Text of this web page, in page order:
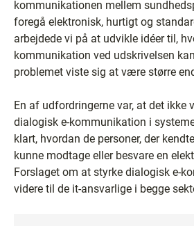
kommunikationen mellem
foregå elektronisk, hurtigt og
arbejdede vi på at udvikle idéer til,
kommunikation ved udskrivelsen
problemet viste sig at være større
En af udfordringerne var, at det ikke
dialogisk e-kommunikation i
klart, hvordan de personer, der
kunne modtage eller besvare en
Forslaget om at styrke dialogisk e-
videre til de it-ansvarlige i begge